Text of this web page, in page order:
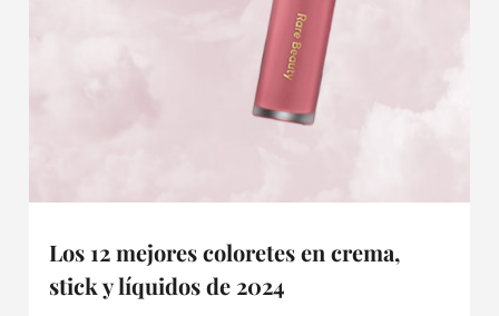
Los 12 mejores coloretes en crema,
stick y líquidos de 2024